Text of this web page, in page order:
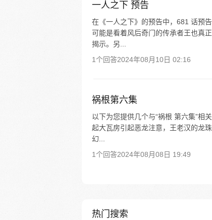
一人之下 预告
在《一人之下》的预告中，681 话预
可能是看着风后奇门的传承者王也真
揭示。另...
1个回答2024年08月10日 02:16
祸根第六集
以下为您提供几个与“祸根 第六集”相
起大瓦房引起恶龙注意，王老汉的龙
幻...
1个回答2024年08月08日 19:49
热门搜索